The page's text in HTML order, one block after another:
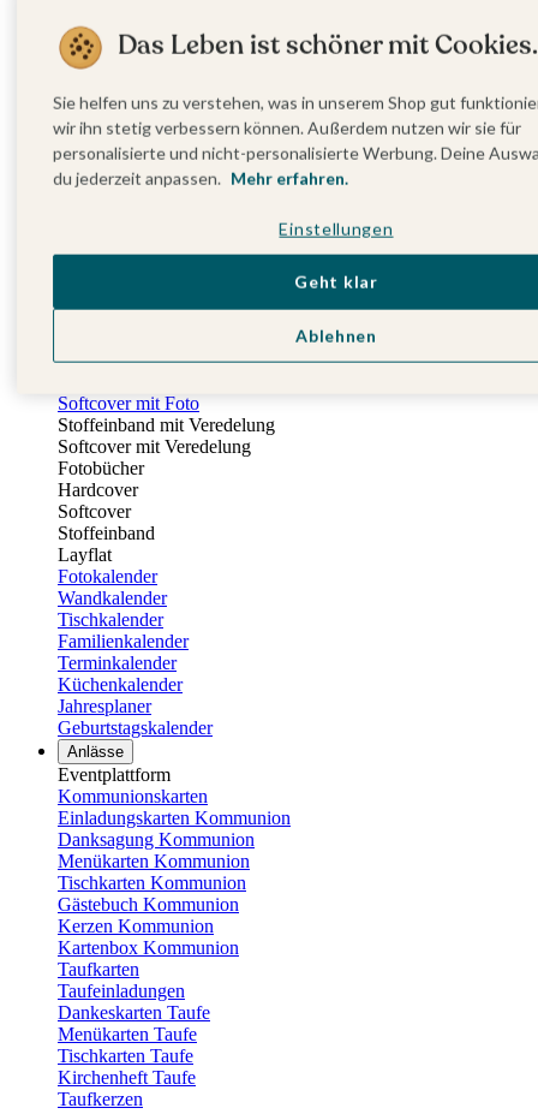
Dankeskarten Geburtstag
Fotobuch Geburtstag
Eventplattform
Einladungskarten Kindergeburtstag
Kindergeburtstag Jungen
Kindergeburtstag Mädchen
Kindergeburtstag Unisex
Einladungskarten 1. Geburtstag
Fotobücher
Fotohalter
Notizbücher
Softcover mit Foto
Stoffeinband mit Veredelung
Softcover mit Veredelung
Fotobücher
Hardcover
Softcover
Stoffeinband
Layflat
Fotokalender
Wandkalender
Tischkalender
Familienkalender
Terminkalender
Küchenkalender
Jahresplaner
Geburtstagskalender
Anlässe
Eventplattform
Kommunionskarten
Einladungskarten Kommunion
Danksagung Kommunion
Menükarten Kommunion
Tischkarten Kommunion
Gästebuch Kommunion
Kerzen Kommunion
Kartenbox Kommunion
Taufkarten
Taufeinladungen
Dankeskarten Taufe
Menükarten Taufe
Tischkarten Taufe
Kirchenheft Taufe
Taufkerzen
Das Leben ist schöner mit Cookies.
Sie helfen uns zu verstehen, was in unserem Shop gut
wir ihn stetig verbessern können. Außerdem nutzen wir sie für
personalisierte und nicht-personalisierte Werbung. Deine
du jederzeit anpassen. Mehr erfahren.
Einstellungen
Ablehnen
Geht klar